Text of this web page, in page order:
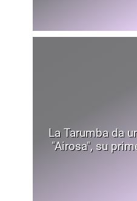
La Tarumba da
"Airosa", su